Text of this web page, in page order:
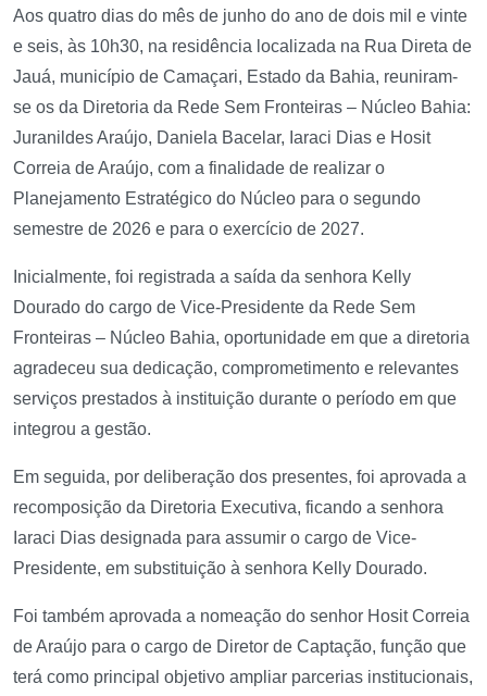
Aos quatro dias do mês de junho do ano de dois mil e vinte
e seis, às 10h30, na residência localizada na Rua Direta de
Jauá, município de Camaçari, Estado da Bahia, reuniram-
se os da Diretoria da Rede Sem Fronteiras – Núcleo Bahia:
Juranildes Araújo, Daniela Bacelar, Iaraci Dias e Hosit
Correia de Araújo, com a finalidade de realizar o
Planejamento Estratégico do Núcleo para o segundo
semestre de 2026 e para o exercício de 2027.
Inicialmente, foi registrada a saída da senhora Kelly
Dourado do cargo de Vice-Presidente da Rede Sem
Fronteiras – Núcleo Bahia, oportunidade em que a diretoria
agradeceu sua dedicação, comprometimento e relevantes
serviços prestados à instituição durante o período em que
integrou a gestão.
Em seguida, por deliberação dos presentes, foi aprovada a
recomposição da Diretoria Executiva, ficando a senhora
Iaraci Dias designada para assumir o cargo de Vice-
Presidente, em substituição à senhora Kelly Dourado.
Foi também aprovada a nomeação do senhor Hosit Correia
de Araújo para o cargo de Diretor de Captação, função que
terá como principal objetivo ampliar parcerias institucionais,